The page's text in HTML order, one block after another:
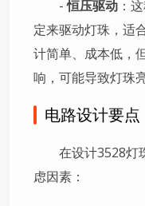
-恒压驱动 ：
定来驱动灯珠，适
计简单、成本低，
响，可能导致灯珠
电路设计要点
在设计3528灯
虑因素：